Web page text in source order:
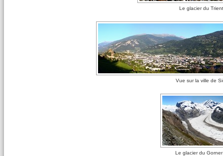
Le glacier du
Vue sur la ville de
Le glacier du